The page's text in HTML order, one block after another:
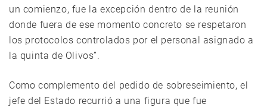
un comienzo, fue la excepción dentro de la reunión
donde fuera de ese momento concreto se respetaron
los protocolos controlados por el personal asignado a
la quinta de Olivos”.
Como complemento del pedido de sobreseimiento, el
jefe del Estado recurrió a una figura que fue